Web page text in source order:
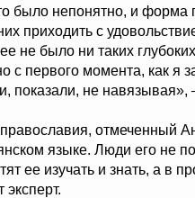
было непонятно, и форма
приходить с
не было ни таких
с первого момента, как я
показали, не
отмеченный
языке. Люди его не
ее изучать и знать, а в
эксперт.